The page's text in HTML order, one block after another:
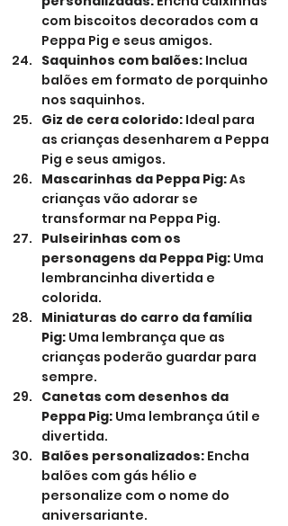
com biscoitos decorados com a
Peppa Pig e seus amigos.
Saquinhos com balões: Inclua
balões em formato de porquinho
nos saquinhos.
Giz de cera colorido: Ideal para
as crianças desenharem a Peppa
Pig e seus amigos.
Mascarinhas da Peppa Pig: As
crianças vão adorar se
transformar na Peppa Pig.
Pulseirinhas com os
personagens da Peppa Pig: Uma
lembrancinha divertida e
colorida.
Miniaturas do carro da família
Pig: Uma lembrança que as
crianças poderão guardar para
sempre.
Canetas com desenhos da
Peppa Pig: Uma lembrança útil e
divertida.
Balões personalizados: Encha
balões com gás hélio e
personalize com o nome do
aniversariante.